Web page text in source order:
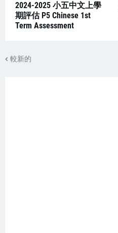
2024-2025 小五中文上學
期評估 P5 Chinese 1st
Term Assessment
較新的